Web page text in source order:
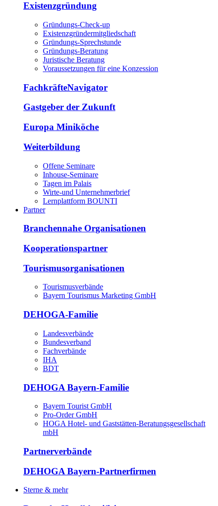
Existenzgründung
Gründungs-Check-up
Existenzgründermitgliedschaft
Gründungs-Sprechstunde
Gründungs-Beratung
Juristische Beratung
Voraussetzungen für eine Konzession
FachkräfteNavigator
Gastgeber der Zukunft
Europa Miniköche
Weiterbildung
Offene Seminare
Inhouse-Seminare
Tagen im Palais
Wirte-und Unternehmerbrief
Lernplattform BOUNTI
Partner
Branchennahe Organisationen
Kooperationspartner
Tourismusorganisationen
Tourismusverbände
Bayern Tourismus Marketing GmbH
DEHOGA-Familie
Landesverbände
Bundesverband
Fachverbände
IHA
BDT
DEHOGA Bayern-Familie
Bayern Tourist GmbH
Pro-Order GmbH
HOGA Hotel- und Gaststätten-Beratungsgesellschaft
mbH
Partnerverbände
DEHOGA Bayern-Partnerfirmen
Sterne & mehr